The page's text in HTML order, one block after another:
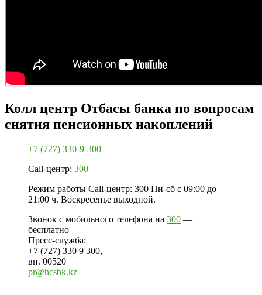
Колл центр Отбасы банка по вопросам
снятия пенсионных накоплений
+7 (727) 330-9-300
Call-центр: 300
Режим работы Call-центр: 300 Пн-сб с 09:00 до
21:00 ч. Воскресенье выходной.
Звонок с мобильного телефона на 300 —
бесплатно
Пресс-служба:
+7 (727) 330 9 300,
вн. 00520
pr@hcsbk.kz